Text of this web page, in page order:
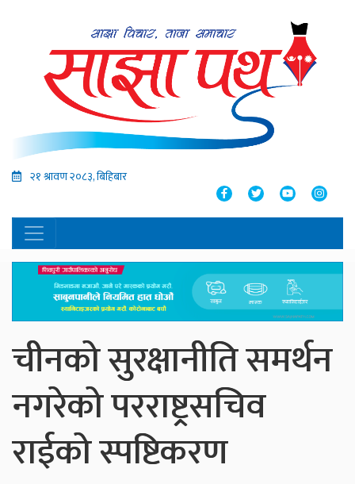
२१ श्रावण २०८३, बिहिबार
चीनको सुरक्षानीति समर्थन
नगरेको परराष्ट्रसचिव
राईको स्पष्टिकरण